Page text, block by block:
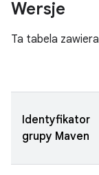
Wersje
Ta tabela
Identyfikator
grupy Maven